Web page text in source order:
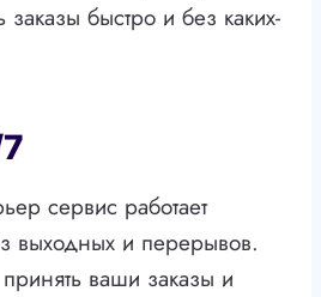
заказы быстро и без каких-
сервис работает
выходных и перерывов.
ваши заказы и